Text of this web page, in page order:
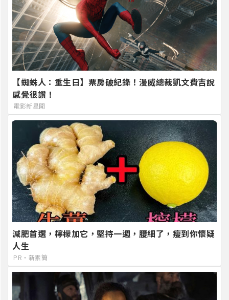
【蜘蛛人：重生日】票房破紀錄！漫威總裁凱文費吉說
感覺很讚！
電影新星聞
減肥首選，檸檬加它，堅持一週，腰細了，瘦到你懷疑
人生
PR・新素簡